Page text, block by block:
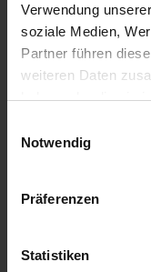
Verwendung
soziale Medien,
Partner führen
weiteren Daten
haben oder die sie
Notwendig
Präferenzen
Statistiken
Silberweg 2